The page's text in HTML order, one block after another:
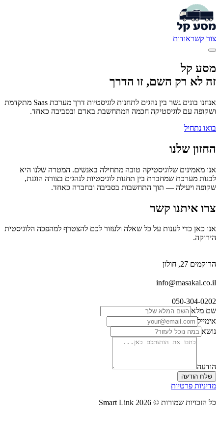
צור קשראודות
מסע קל
זה לא רק השם, זו הדרך
אנחנו בונים גשר בין נהגים לתחנות לוגיסטיות דרך מערכת Saas מתקדמת
ושקופה עם לוגיסטיקה חכמה המתחשבת באדם ובסביבה כאחד.
בואו נתחיל
החזון שלנו
אנו מאמינים שלוגיסטיקה טובה מתחילה באנשים. המטרה שלנו היא
לבנות מערכת שמחברת בין תחנות לוגיסטיות לנהגים בצורה הוגנת,
שקופה ויעילה — תוך התחשבות בסביבה ובחברה כאחד.
צרו איתנו קשר
אנו כאן כדי לענות על כל שאלה ולעזור לכם להצטרף למהפכה הלוגיסטית
הירוקה.
הרוקמים 27, חולון
info@masakal.co.il
050-304-0202
שם מלא
אימייל
נושא
הודעה
שלח הודעה
מדיניות פרטיות
כל הזכויות שמורות © 2026